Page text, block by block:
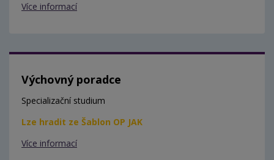
Více informací
Výchovný poradce
Specializační studium
Lze hradit ze Šablon OP JAK
Více informací